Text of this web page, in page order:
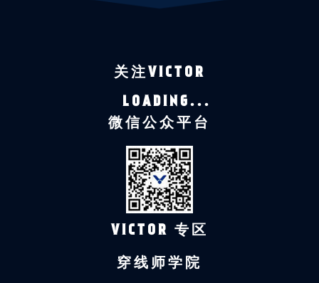
关注VICTOR
LOADING...
微信公众平台
VICTOR 专区
穿线师学院